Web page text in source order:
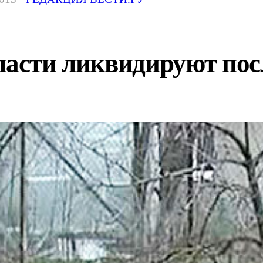
ликвидируют